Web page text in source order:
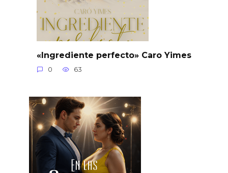
«Ingrediente perfecto» Caro Yimes
0 63